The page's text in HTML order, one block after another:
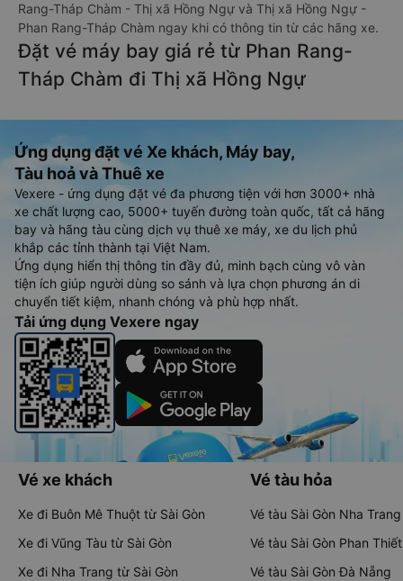
Rang-Tháp Chàm - Thị xã Hồng Ngự và Thị xã Hồng Ngự -
Phan Rang-Tháp Chàm ngay khi có thông tin từ các hãng xe.
Đặt vé máy bay giá rẻ từ Phan Rang-
Tháp Chàm đi Thị xã Hồng Ngự
Ứng dụng đặt vé Xe khách, Máy bay,
Tàu hoả và Thuê xe
Vexere - ứng dụng đặt vé đa phương tiện với hơn 3000+ nhà
xe chất lượng cao, 5000+ tuyến đường toàn quốc, tất cả hãng
bay và hãng tàu cùng dịch vụ thuê xe máy, xe du lịch phủ
khắp các tỉnh thành tại Việt Nam.
Ứng dụng hiển thị thông tin đầy đủ, minh bạch cùng vô vàn
tiện ích giúp người dùng so sánh và lựa chọn phương án di
chuyển tiết kiệm, nhanh chóng và phù hợp nhất.
Tải ứng dụng Vexere ngay
Vé xe khách
Xe đi Buôn Mê Thuột từ Sài Gòn
Xe đi Vũng Tàu từ Sài Gòn
Xe đi Nha Trang từ Sài Gòn
Vé tàu hỏa
Vé tàu Sài Gòn Nha Trang
Vé tàu Sài Gòn Phan Thiết
Vé tàu Sài Gòn Đà Nẵng